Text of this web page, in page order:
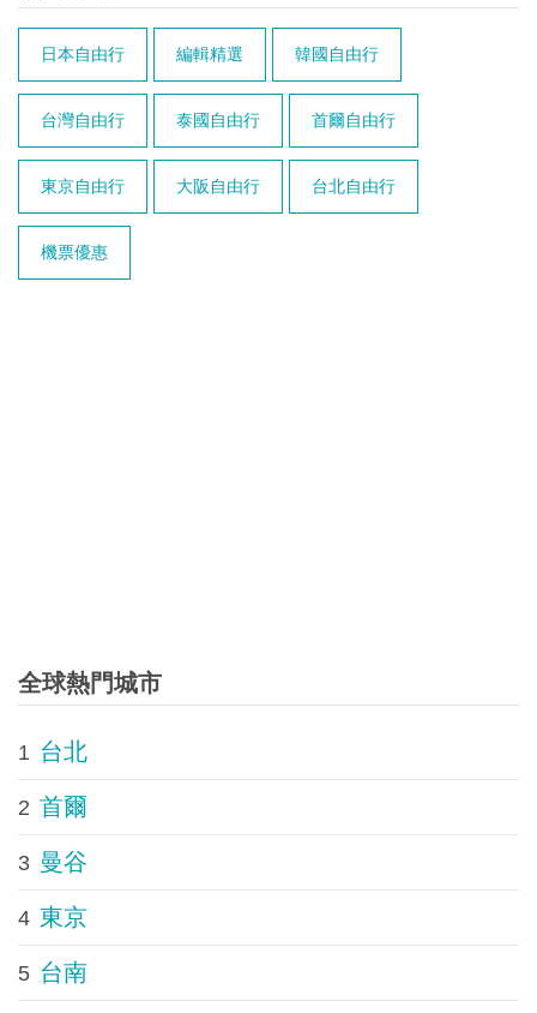
日本自由行 編輯精選 韓國自由行
台灣自由行 泰國自由行 首爾自由行
東京自由行 大阪自由行 台北自由行
機票優惠
全球熱門城市
1 台北
2 首爾
3 曼谷
4 東京
5 台南